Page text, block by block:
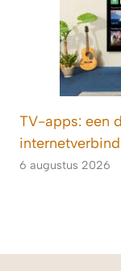
TV-apps: een
6 augustus 2026